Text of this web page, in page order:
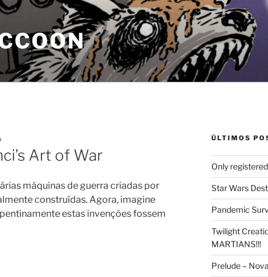
Art of War
máquinas de guerra criadas por
construídas. Agora, imagine
estas invenções fossem
ÚLTIMOS
Only
Star Wars
Pandemic
Twilight
MARTIANS!!!
Prelude –